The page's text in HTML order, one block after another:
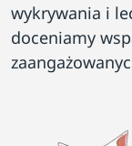
wykrywania i
doceniamy